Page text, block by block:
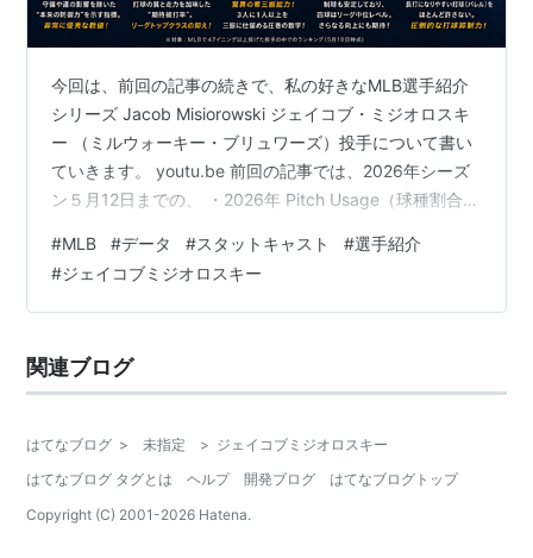
今回は、前回の記事の続きで、私の好きなMLB選手紹介
シリーズ Jacob Misiorowski ジェイコブ・ミジオロスキ
ー （ミルウォーキー・ブリュワーズ）投手について書い
ていきます。 youtu.be 前回の記事では、2026年シーズ
ン５月12日までの、 ・2026年 Pitch Usage（球種割合）
り率） ・Whiff%（空振り率）、PutAway%（決め球率）
・打球質（Quality of Contact） ・回転数（Spin Rate）
・打球傾向（Batted Ball） について、のスタットキャス
#MLB #データ #スタットキャスト #選手紹介
#ジェイコブミジオロスキー
関連ブログ
はてなブログ > 未指定 > ジェイコブミジオロスキー
はてなブログ タグとは
ヘルプ 開発ブログ
はてなブログトップ
Copyright (C) 2001-2026 Hatena.